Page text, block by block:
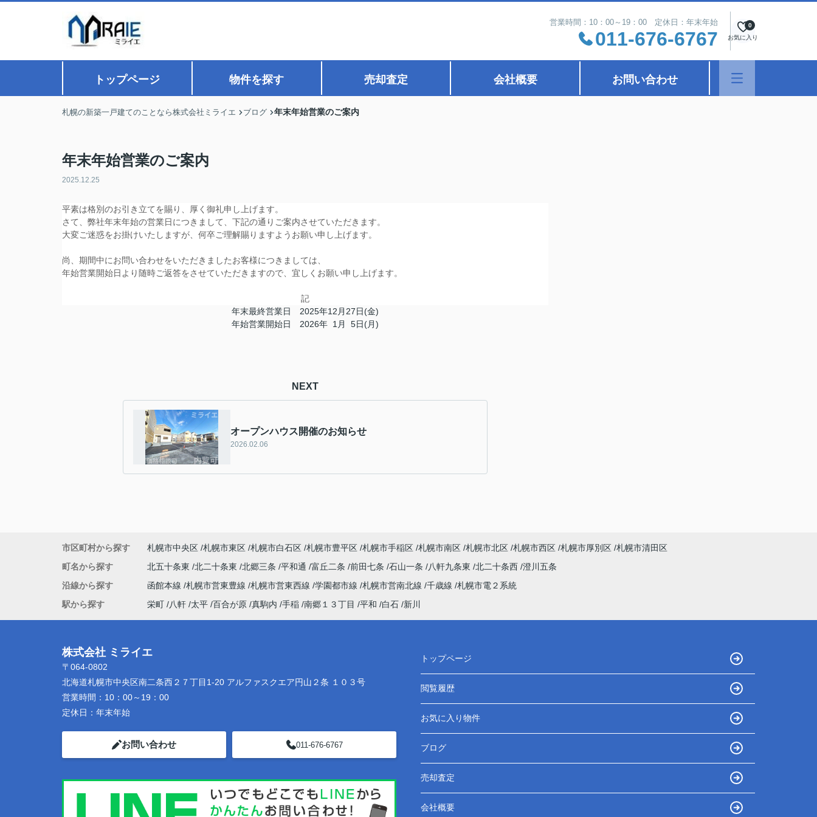
営業時間：10：00～19：00 定休日：年末年始
011-676-6767 お気に入り
0
トップページ 物件を探す 売却査定 会社概要 お問い合わせ
札幌の新築一戸建てのことなら株式会社ミライエ ブログ 年末年始営業のご案内
年末年始営業のご案内
2025.12.25
平素は格別のお引き立てを賜り、厚く御礼申し上げます。
さて、弊社年末年始の営業日につきまして、下記の通りご案内させていただきます。
大変ご迷惑をお掛けいたしますが、何卒ご理解賜りますようお願い申し上げます。
尚、期間中にお問い合わせをいただきましたお客様につきましては、
年始営業開始日より随時ご返答をさせていただきますので、宜しくお願い申し上げます。
記
年末最終営業日 2025年12月27日(金)
年始営業開始日 2026年 1月 5日(月)
NEXT
オープンハウス開催のお知らせ
2026.02.06
市区町村から探す 札幌市中央区 札幌市東区 札幌市白石区 札幌市豊平区 札幌市手稲区 札幌市南区 札幌市北区 札幌市西区 札幌市厚別区 札幌市清田区
町名から探す
北五十条東 北二十条東 北郷三条 平和通 富丘二条 前田七条 石山一条 八軒九条東 北二十条西 澄川五条
沿線から探す
函館本線 札幌市営東豊線 札幌市営東西線 学園都市線 札幌市営南北線 千歳線 札幌市電２系統
駅から探す
栄町 八軒 太平 百合が原 真駒内 手稲 南郷１３丁目 平和 白石 新川
株式会社 ミライエ
〒064-0802
北海道札幌市中央区南二条西２７丁目1-20 アルファスクエア円山２条 １０３号
営業時間： 10：00～19：00
定休日： 年末年始
お問い合わせ 011-676-6767
トップページ
閲覧履歴
お気に入り物件
ブログ
売却査定
会社概要